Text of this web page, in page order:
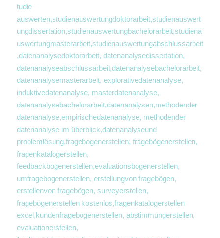
tudie
auswerten,studienauswertungdoktorarbeit,studienauswert
ungdissertation,studienauswertungbachelorarbeit,studiena
uswertungmasterarbeit,studienauswertungabschlussarbeit
,datenanalysedoktorarbeit, datenanalysedissertation,
datenanalyseabschlussarbeit,datenanalysebachelorarbeit,
datenanalysemasterarbeit, explorativedatenanalyse,
induktivedatenanalyse, masterdatenanalyse,
datenanalysebachelorarbeit,datenanalysen,methodender
datenanalyse,empirischedatenanalyse, methodender
datenanalyse im überblick,datenanalyseund
problemlösung,fragebogenerstellen, fragebögenerstellen,
fragenkatalogerstellen,
feedbackbogenerstellen,evaluationsbogenerstellen,
umfragebogenerstellen, erstellungvon fragebögen,
erstellenvon fragebögen, surveyerstellen,
fragebögenerstellen kostenlos,fragenkatalogerstellen
excel,kundenfragebogenerstellen, abstimmungerstellen,
evaluationerstellen,